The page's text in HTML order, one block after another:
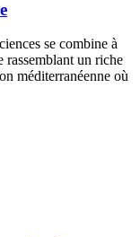
se combine à
un riche
méditerranéenne où